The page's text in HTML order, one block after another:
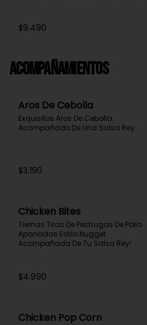
$9.490
Acompañamientos
Aros De Cebolla
Exquisitos Aros De Cebolla.
Acompañado De Una Salsa Rey.
$3.190
Chicken Bites
Tiernas Tiras De Pechugas De Pollo
Apanadas Estilo Nugget
Acompañada De Tu Salsa Rey!
$4.990
Chicken Pop Corn